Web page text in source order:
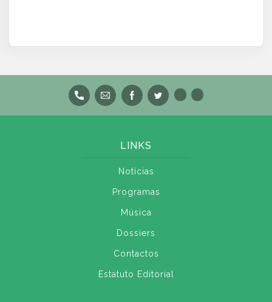
LINKS
Notícias
Programas
Música
Dossiers
Contactos
Estatuto Editorial